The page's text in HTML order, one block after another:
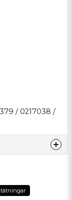
/ 0217038 /